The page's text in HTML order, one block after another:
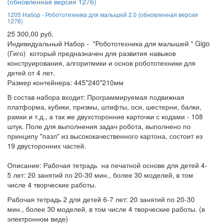
1205 Набор - Робототехника для малышей 2.0 (обновленная версия
1276)
25 300,00 руб.
Индивидуальный Набор - "Робототехника для малышей " Gigo
(Гиго) который предназначен для развития навыков
конструирования, алгоритмики и основ робототехники для
детей от 4 лет.
Размер контейнера: 445*240*210мм
В состав набора входит: Программируемая подвижная
платформа, кубики, призмы, штифты, оси, шестерни, балки,
рамки и т.д., а так же двухсторонние карточки с кодами - 108
штук. Поле для выполнения задач робота, выполнено по
принципу "пазл" из высококачественного картона, состоит из
19 двусторонних частей.
Описание: Рабочая тетрадь на печатной основе для детей 4-
5 лет: 20 занятий по 20-30 мин., более 30 моделей, в том
числе 4 творческие работы.
Рабочая тетрадь 2 для детей 6-7 лет: 20 занятий по 20-30
мин., более 30 моделей, в том числе 4 творческие работы. (в
электронном виде)